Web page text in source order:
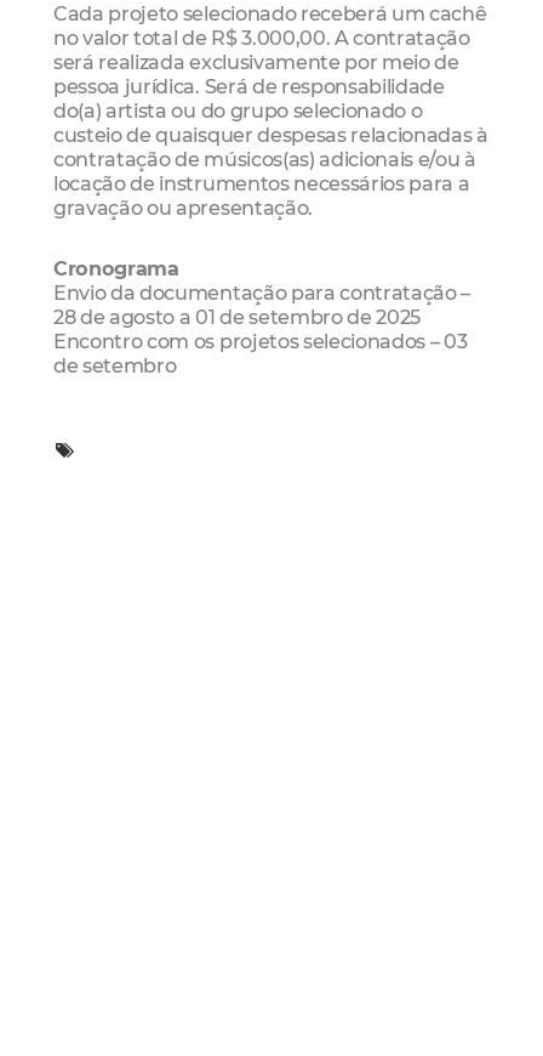
Cada projeto selecionado receberá um cachê
no valor total de R$ 3.000,00. A contratação
será realizada exclusivamente por meio de
pessoa jurídica. Será de responsabilidade
do(a) artista ou do grupo selecionado o
custeio de quaisquer despesas relacionadas à
contratação de músicos(as) adicionais e/ou à
locação de instrumentos necessários para a
gravação ou apresentação.
Cronograma
Envio da documentação para contratação –
28 de agosto a 01 de setembro de 2025
Encontro com os projetos selecionados – 03
de setembro